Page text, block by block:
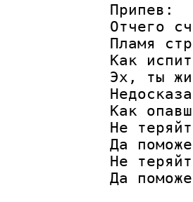
Припев:
Отчего
Пламя
Как
Эх, ты
Как
Не
Да
Не
Да